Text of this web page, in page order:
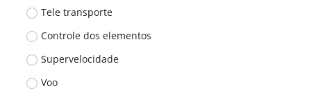
Tele transporte
Controle dos elementos
Supervelocidade
Voo